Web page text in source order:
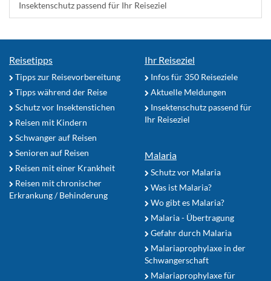
Insektenschutz passend für Ihr Reiseziel
Reisetipps
Tipps zur Reisevorbereitung
Tipps während der Reise
Schutz vor Insektenstichen
Reisen mit Kindern
Schwanger auf Reisen
Senioren auf Reisen
Reisen mit einer Krankheit
Reisen mit chronischer
Erkrankung / Behinderung
Ihr Reiseziel
Infos für 350 Reiseziele
Aktuelle Meldungen
Insektenschutz passend für
Ihr Reiseziel
Malaria
Schutz vor Malaria
Was ist Malaria?
Wo gibt es Malaria?
Malaria - Übertragung
Gefahr durch Malaria
Malariaprophylaxe in der
Schwangerschaft
Malariaprophylaxe für